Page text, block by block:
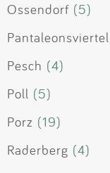
Ossendorf (5)
Pantaleonsviertel
Pesch (4)
Poll (5)
Porz (19)
Raderberg (4)